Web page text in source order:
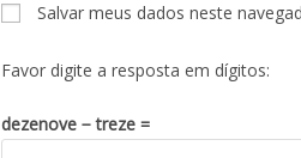
Salvar meus dados neste
Favor digite a resposta em dígitos:
dezenove − treze =